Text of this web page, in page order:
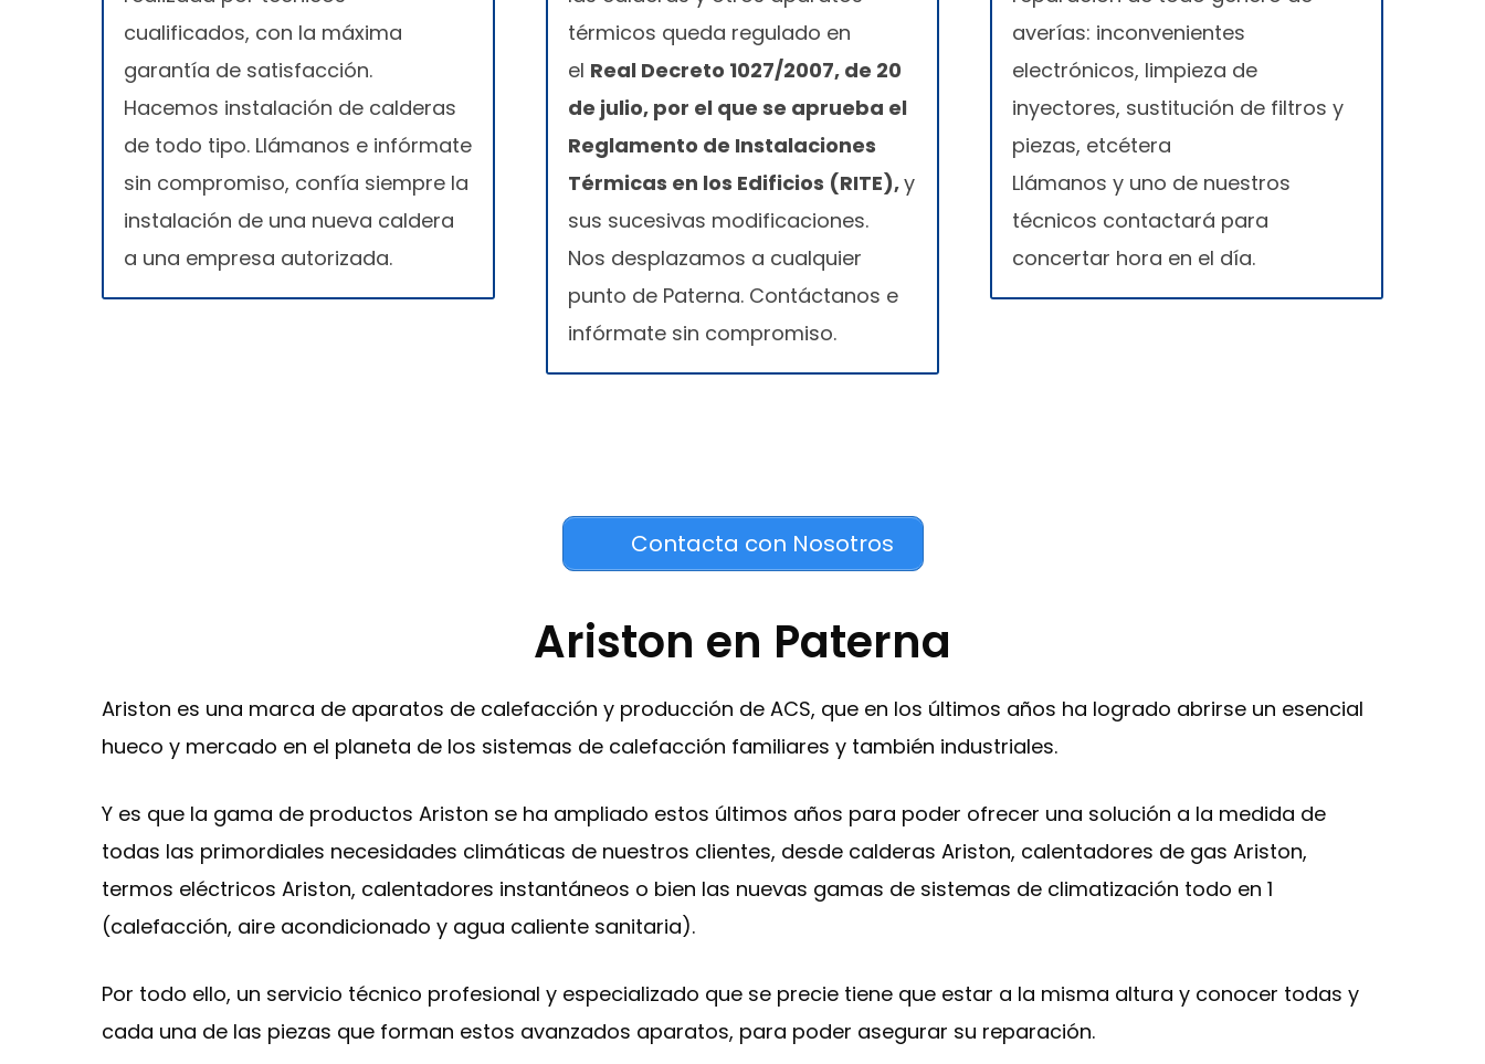
cualificados, con la máxima
garantía de satisfacción.
Hacemos instalación de calderas
de todo tipo. Llámanos e infórmate
sin compromiso, confía siempre la
instalación de una nueva caldera
a una empresa autorizada.
térmicos queda regulado en
el Real Decreto 1027/2007, de 20
de julio, por el que se aprueba el
Reglamento de Instalaciones
Térmicas en los Edificios (RITE),y
sus sucesivas modificaciones.
Nos desplazamos a cualquier
punto de Paterna. Contáctanos e
infórmate sin compromiso.
averías: inconvenientes
electrónicos, limpieza de
inyectores, sustitución de filtros y
piezas, etcétera
Llámanos y uno de nuestros
técnicos contactará para
concertar hora en el día.
Contacta con Nosotros
Ariston en Paterna
Ariston es una marca de aparatos de calefacción y producción de ACS, que en los últimos años ha logrado abrirse un esencial
hueco y mercado en el planeta de los sistemas de calefacción familiares y también industriales.
Y es que la gama de productos Ariston se ha ampliado estos últimos años para poder ofrecer una solución a la medida de
todas las primordiales necesidades climáticas de nuestros clientes, desde calderas Ariston, calentadores de gas Ariston,
termos eléctricos Ariston, calentadores instantáneos o bien las nuevas gamas de sistemas de climatización todo en 1
(calefacción, aire acondicionado y agua caliente sanitaria).
Por todo ello, un servicio técnico profesional y especializado que se precie tiene que estar a la misma altura y conocer todas y
cada una de las piezas que forman estos avanzados aparatos, para poder asegurar su reparación.